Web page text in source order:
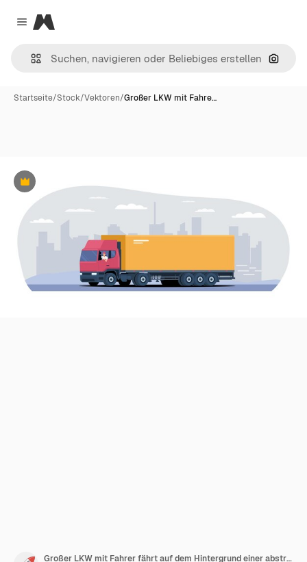
Close menu
Magnific
Nach
Startseite/Stock/Vektoren/Großer LKW mit Fahre…
Premium
Großer LKW mit Fahrer fährt auf dem Hintergrund einer abstrakten Stadtbild-Vektorillustration